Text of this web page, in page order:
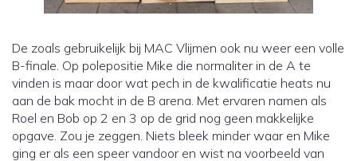
De zoals gebruikelijk bij MAC Vlijmen ook nu weer een volle
B-finale. Op polepositie Mike die normaliter in de A te
vinden is maar door wat pech in de kwalificatie heats nu
aan de bak mocht in de B arena. Met ervaren namen als
Roel en Bob op 2 en 3 op de grid nog geen makkelijke
opgave. Zou je zeggen. Niets bleek minder waar en Mike
ging er als een speer vandoor en wist na voorbeeld van